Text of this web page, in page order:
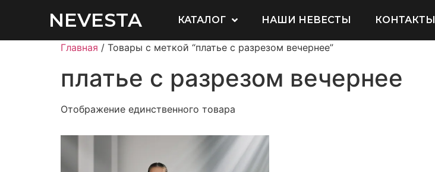
NEVESTA КАТАЛОГ НАШИ НЕВЕСТЫ КОНТАКТЫ
Главная / Товары с меткой “платье с разрезом вечернее”
платье с разрезом вечернее
Отображение единственного товара